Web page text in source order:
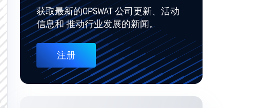
获取最新的OPSWAT 公司更新、活动
信息和 推动行业发展的新闻。
注册